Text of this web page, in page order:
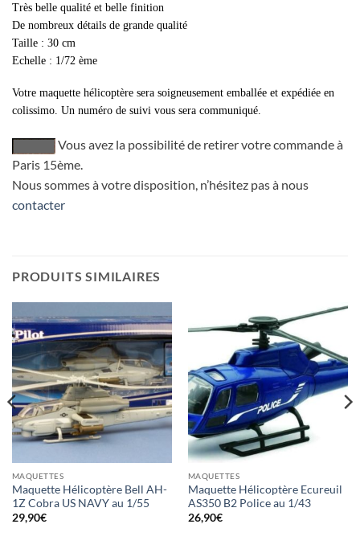
Très belle qualité et belle finition
De nombreux détails de grande qualité
Taille : 30 cm
Echelle : 1/72 ème
Votre maquette hélicoptère sera soigneusement emballée et expédiée en
colissimo. Un numéro de suivi vous sera communiqué.
Vous avez la possibilité de retirer votre commande à
Paris 15ème.
Nous sommes à votre disposition, n’hésitez pas à nous
contacter
PRODUITS SIMILAIRES
MAQUETTES
Maquette Hélicoptère Bell AH-
1Z Cobra US NAVY au 1/55
29,90€
MAQUETTES
Maquette Hélicoptère Ecureuil
AS350 B2 Police au 1/43
26,90€